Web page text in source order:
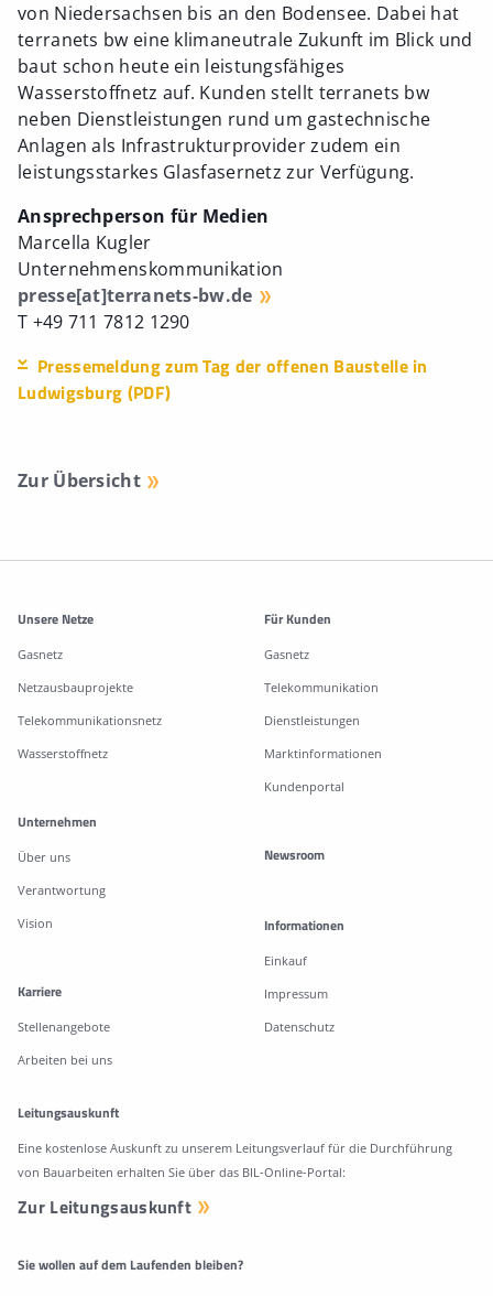
von Niedersachsen bis an den Bodensee. Dabei hat
terranets bw eine klimaneutrale Zukunft im Blick und
baut schon heute ein leistungsfähiges
Wasserstoffnetz auf. Kunden stellt terranets bw
neben Dienstleistungen rund um gastechnische
Anlagen als Infrastrukturprovider zudem ein
leistungsstarkes Glasfasernetz zur Verfügung.
Ansprechperson für Medien
Marcella Kugler
Unternehmenskommunikation
presse[at]terranets-bw.de
T +49 711 7812 1290
Pressemeldung zum Tag der offenen Baustelle in
Ludwigsburg (PDF)
Zur Übersicht
Weitere Informationen
Unsere Netze
Gasnetz
Netzausbauprojekte
Telekommunikationsnetz
Wasserstoffnetz
Für Kunden
Gasnetz
Telekommunikation
Dienstleistungen
Marktinformationen
Kundenportal
Unternehmen
Über uns
Verantwortung
Vision
Karriere
Stellenangebote
Arbeiten bei uns
Newsroom
Informationen
Einkauf
Impressum
Datenschutz
Leitungsauskunft
Eine kostenlose Auskunft zu unserem Leitungsverlauf für die Durchführung
von Bauarbeiten erhalten Sie über das BIL-Online-Portal:
Zur Leitungsauskunft
Sie wollen auf dem Laufenden bleiben?